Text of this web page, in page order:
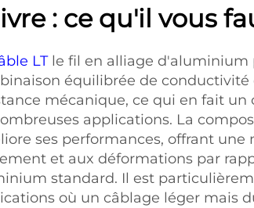
: ce qu'il vous
LT le fil en alliage d'aluminium
équilibrée de conductivité
mécanique, ce qui en fait
applications. La
ses performances, offrant une
et aux déformations par
standard. Il est
où un câblage léger mais